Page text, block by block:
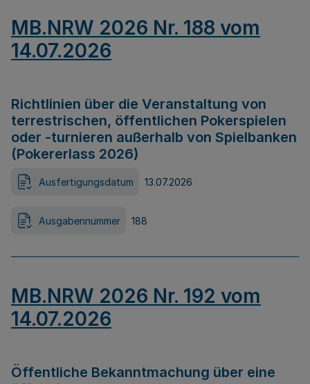
MB.NRW 2026 Nr. 188 vom
14.07.2026
Richtlinien über die Veranstaltung von
terrestrischen, öffentlichen Pokerspielen
oder -turnieren außerhalb von Spielbanken
(Pokererlass 2026)
Ausfertigungsdatum 13.07.2026
Ausgabennummer 188
MB.NRW 2026 Nr. 192 vom
14.07.2026
Öffentliche Bekanntmachung über eine